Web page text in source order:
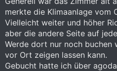
merkte die Klimaanlage vom
Vielleicht weiter und höher
aber die andere Seite auf
Werde dort nur noch buchen
vor Ort zeigen lassen kann.
Gebucht hatte ich über